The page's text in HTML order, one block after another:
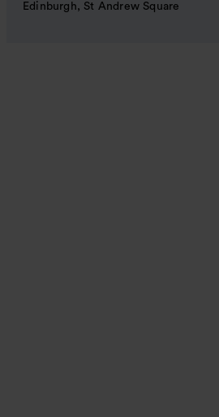
Edinburgh, St Andrew Square